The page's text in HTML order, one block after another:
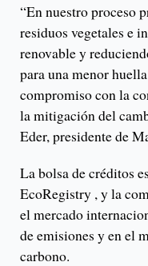
“En nuestro proceso
residuos vegetales e
renovable y
para una menor
compromiso con la
la mitigación del
Eder, presidente de
La bolsa de créditos
EcoRegistry , y la
el mercado
de emisiones y en el
carbono.